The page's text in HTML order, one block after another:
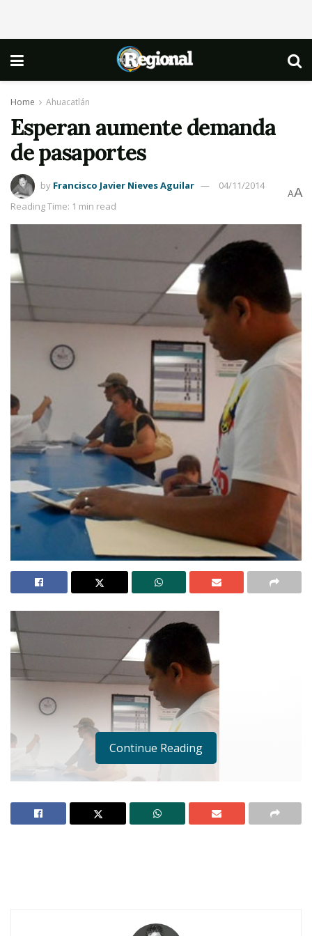
Home Ahuacatlán
Esperan aumente demanda
de pasaportes
by Francisco Javier Nieves Aguilar
04/11/2014
Reading Time: 1 min read
AA
septiembre y octubre pasados, en Ahuacatlán,
Continue Reading